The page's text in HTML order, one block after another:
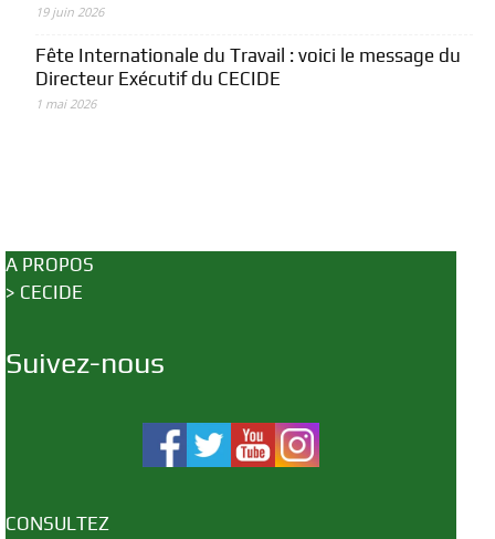
19 juin 2026
Fête Internationale du Travail : voici le message du
Directeur Exécutif du CECIDE
1 mai 2026
A PROPOS
> CECIDE
Suivez-nous
CONSULTEZ